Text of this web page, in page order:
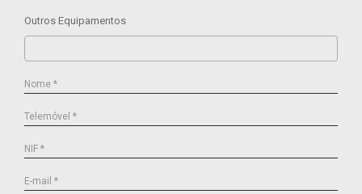
Outros Equipamentos
Nome *
Telemóvel *
NIF *
E-mail *